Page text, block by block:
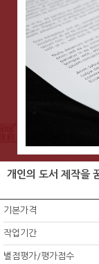
개인의 도서 제작을
기본가격
작업기간
별점평가/평가점수